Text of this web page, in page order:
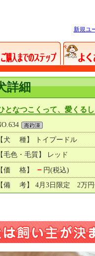
新規ユ
詳細
となつこくって、愛くる
【犬 種】 トイプードル
【毛色・毛質】 レッド
【価 格】 － 円(税込)
【備 考】 4月3日限定 2万円